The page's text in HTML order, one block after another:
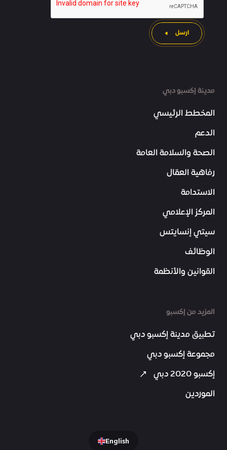
مدينة إكسبو دبي
المخطط الرئيسي
الدعم
الصحة والسلامة العامة
رفاهية العمّال
الاستدامة
المركز الإعلامي
سيتي إنسايتس
الوظائف
القوانين والأنظمة
المزيد من إكسبو
تطبيق مدينة إكسبو دبي
مجموعة إكسبو دبي
إكسبو 2020 دبي
الموردين
ارسل
English